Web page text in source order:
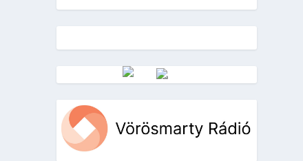
Vörösmarty Rádió